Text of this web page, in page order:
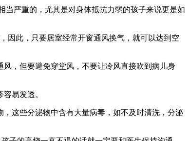
严重的，尤其是对身体抵抗力弱的孩子来说更是如
因此，只要居室经常开窗通风换气，就可以达到空
，但要避免穿堂风，不要让冷风直接吹到病儿身
易发透。
这些分泌物中含有大量病毒，如不及时清洗，分泌